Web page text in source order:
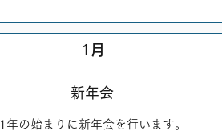
1月
新年会
1年の始まりに新年会を行います。